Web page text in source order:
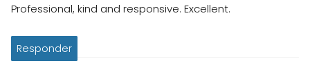
Professional, kind and responsive. Excellent.
Responder